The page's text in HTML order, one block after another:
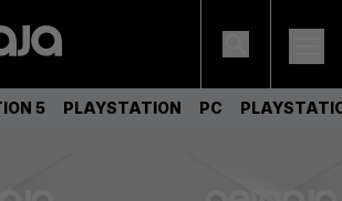
5 PLAYSTATION PC